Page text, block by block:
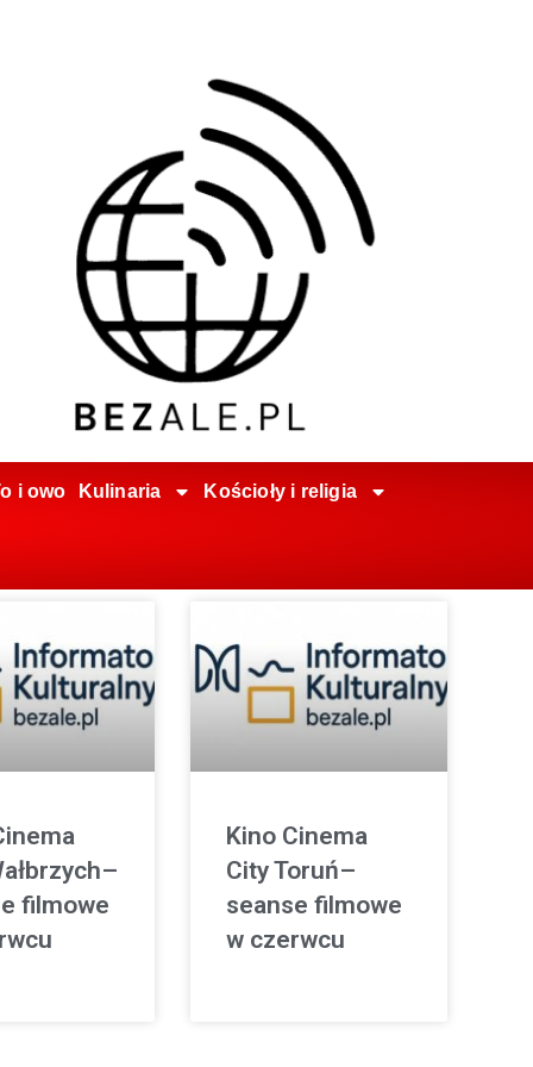
i owo Kulinaria Kościoły i religia
filmowe
Kino Cinema
City Toruń–
seanse filmowe
w czerwcu